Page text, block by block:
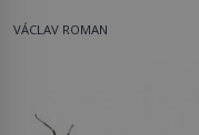
VÁCLAV ROMAN